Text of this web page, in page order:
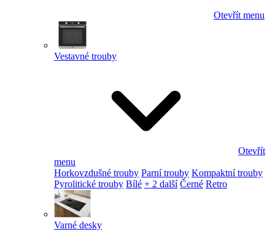
Otevřít menu
Vestavné trouby
Otevřít
menu
Horkovzdušné trouby Parní trouby Kompaktní trouby
Pyrolitické trouby Bílé + 2 další Černé Retro
Varné desky